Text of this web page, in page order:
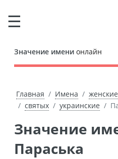
Значение имени онлайн
Главная Имена женские
святых
украинские
Значение имени
Параська